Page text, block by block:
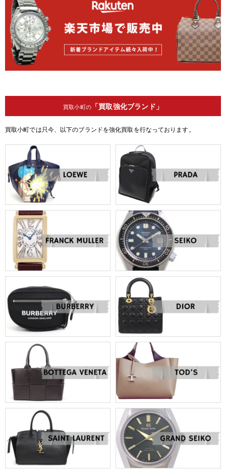
買取小町の「買取強化ブランド」
買取小町では只今、以下のブランドを強化買取を行なっております。